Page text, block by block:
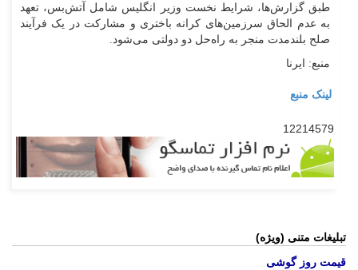
طبق گزارش‌ها، شرایط نخست وزیر انگلیس شامل آتش‌بس، تعهد
به عدم الحاق سرزمین‌های کرانه باختری و مشارکت در یک فرآیند
صلح بلندمدت منجر به راه‌حل دو دولتی می‌شود.
منبع: ایرنا
لینک منبع
12214579
تبلیغات متنی (ویژه)
قیمت روز گوشی